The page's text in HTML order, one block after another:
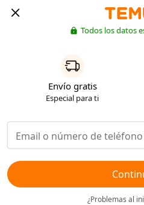
Todos los datos
Envío gratis
Especial para ti
¿Problemas al